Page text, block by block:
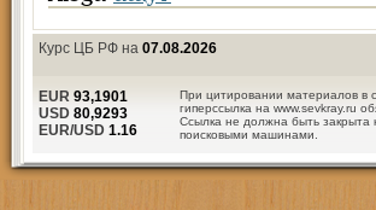
Курс ЦБ РФ на 07.08.2026
При цитировании материалов в
гиперссылка на www.sevkray.ru
Ссылка не должна быть закрыта
поисковыми машинами.
EUR 93,1901
USD 80,9293
EUR/USD 1.16